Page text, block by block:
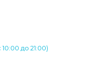
до 21:00)